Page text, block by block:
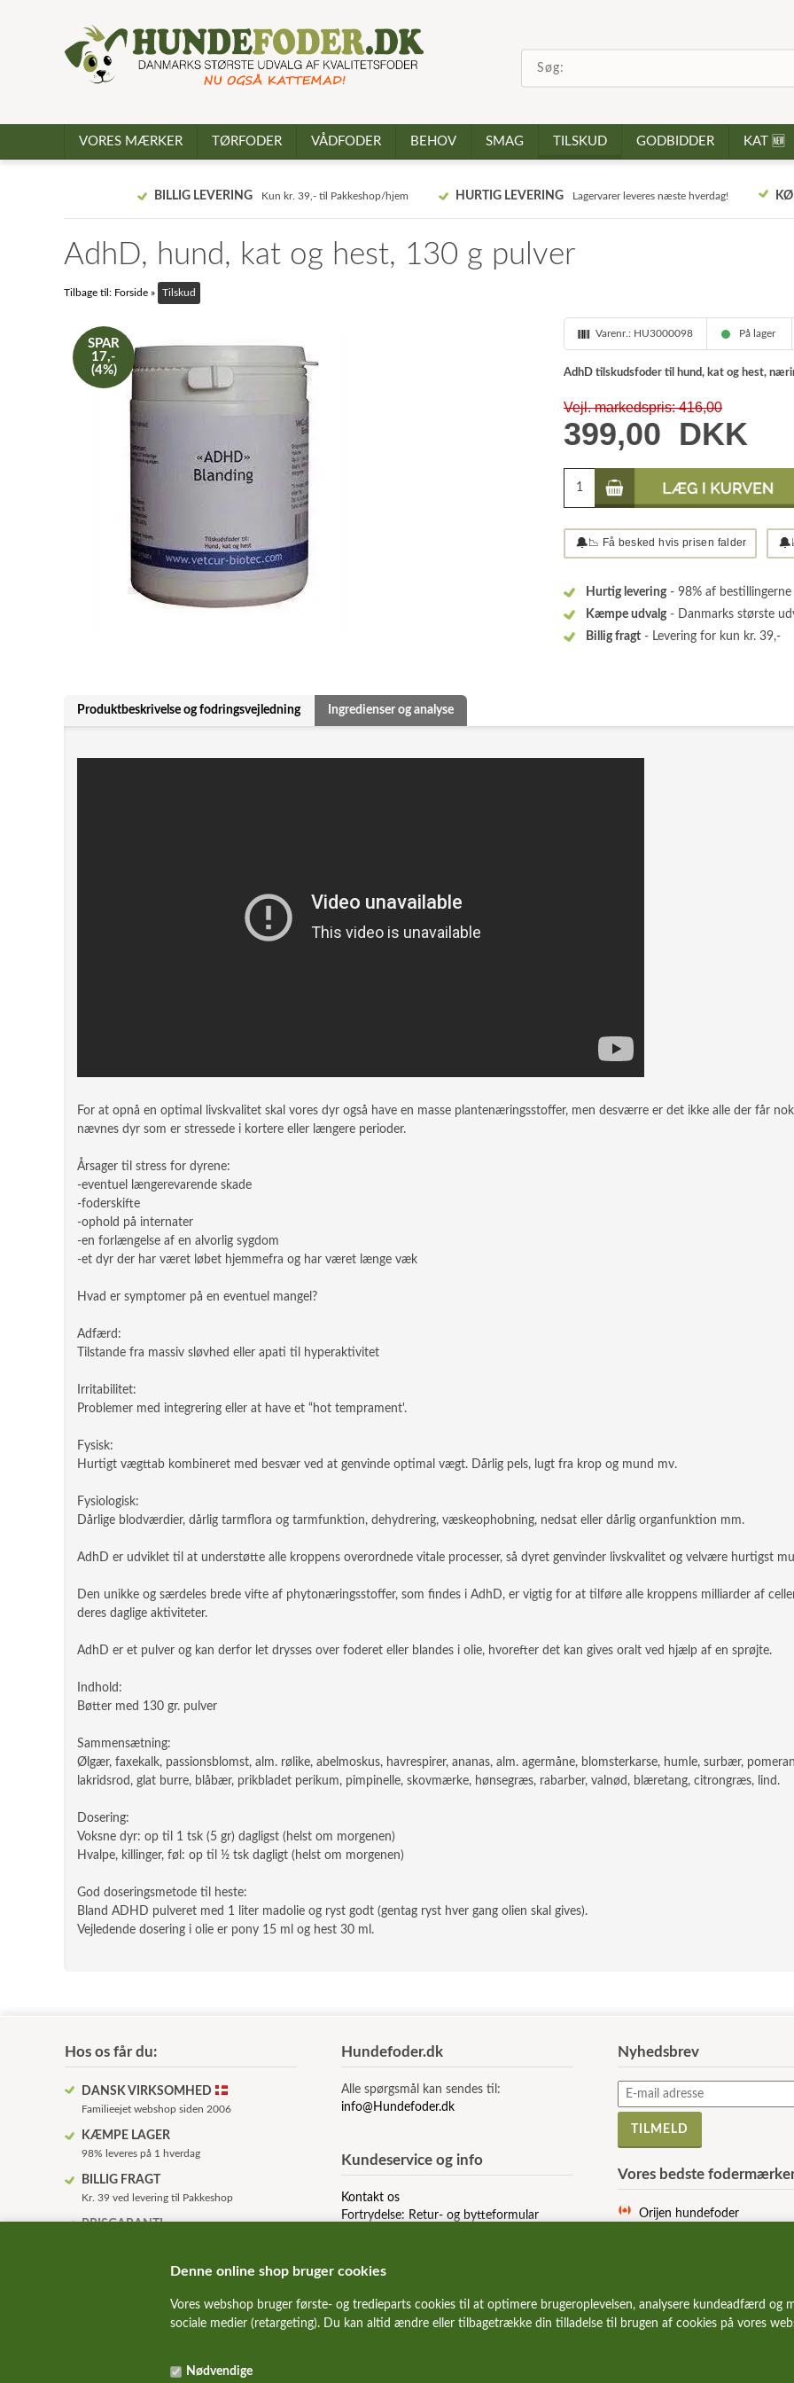
Denne online shop bruger cookies
Vores webshop bruger første- og tredieparts cookies til at optimere brugeroplevelsen, analysere kundeadfærd og
sociale medier (retargeting). Du kan altid ændre eller tilbagetrække din tilladelse til brugen af cookies på vores
Nødvendige
VORES MÆRKER TØRFODER VÅDFODER BEHOV SMAG TILSKUD GODBIDDER KAT 🆕
BILLIG LEVERING Kun kr. 39,- til Pakkeshop/hjem HURTIG LEVERING Lagervarer leveres næste hverdag!
AdhD, hund, kat og hest, 130 g pulver
Tilbage til: Forside » Tilskud
SPAR
17,-
(4%)
Varenr.: HU3000098 På lager
AdhD tilskudsfoder til hund, kat og hest,
Vejl. markedspris: 416,00
399,00 DKK
🔔📉 Få besked hvis prisen falder 🔔
Hurtig levering- 98% af
Kæmpe udvalg- Danmarks største
Billig fragt - Levering for kun kr. 39,-
Produktbeskrivelse og fodringsvejledning Ingredienser og analyse
For at opnå en optimal livskvalitet skal vores dyr også have en masse plantenæringsstoffer, men desværre er det ikke alle der får
nævnes dyr som er stressede i kortere eller længere perioder.
Årsager til stress for dyrene:
-eventuel længerevarende skade
-foderskifte
-ophold på internater
-en forlængelse af en alvorlig sygdom
-et dyr der har været løbet hjemmefra og har været længe væk
Hvad er symptomer på en eventuel mangel?
Adfærd:
Tilstande fra massiv sløvhed eller apati til hyperaktivitet
Irritabilitet:
Problemer med integrering eller at have et “hot temprament'.
Fysisk:
Hurtigt vægttab kombineret med besvær ved at genvinde optimal vægt. Dårlig pels, lugt fra krop og mund mv.
Fysiologisk:
Dårlige blodværdier, dårlig tarmflora og tarmfunktion, dehydrering, væskeophobning, nedsat eller dårlig organfunktion mm.
AdhD er udviklet til at understøtte alle kroppens overordnede vitale processer, så dyret genvinder livskvalitet og velvære hurtigst
Den unikke og særdeles brede vifte af phytonæringsstoffer, som findes i AdhD, er vigtig for at tilføre alle kroppens milliarder af
deres daglige aktiviteter.
AdhD er et pulver og kan derfor let drysses over foderet eller blandes i olie, hvorefter det kan gives oralt ved hjælp af en sprøjte.
Indhold:
Bøtter med 130 gr. pulver
Sammensætning:
Ølgær, faxekalk, passionsblomst, alm. rølike, abelmoskus, havrespirer, ananas, alm. agermåne, blomsterkarse, humle, surbær,
lakridsrod, glat burre, blåbær, prikbladet perikum, pimpinelle, skovmærke, hønsegræs, rabarber, valnød, blæretang, citrongræs, lind.
Dosering:
Voksne dyr: op til 1 tsk (5 gr) dagligst (helst om morgenen)
Hvalpe, killinger, føl: op til ½ tsk dagligt (helst om morgenen)
God doseringsmetode til heste:
Bland ADHD pulveret med 1 liter madolie og ryst godt (gentag ryst hver gang olien skal gives).
Vejledende dosering i olie er pony 15 ml og hest 30 ml.
Hos os får du:
DANSK VIRKSOMHED
Familieejet webshop siden 2006
KÆMPE LAGER
98% leveres på 1 hverdag
BILLIG FRAGT
Kr. 39 ved levering til Pakkeshop
PRISGARANTI
HURTIG LEVERING
Vi guider dig igennem foderjunglen
Hundefoder.dk
Alle spørgsmål kan sendes til:
info@Hundefoder.dk
Kundeservice og info
Kontakt os
Fortrydelse: Retur- og bytteformular
Nyhedsbrev
Vores bedste
Orijen hundefoder
Ziwi Peak hundefoder
Carnilove hundefoder